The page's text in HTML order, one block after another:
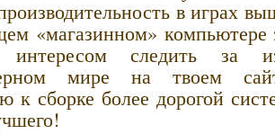
в играх
«магазинном»
следить за
мире на твоем
к сборке более дорогой